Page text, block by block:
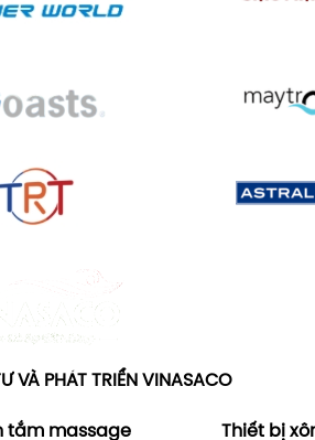
VÀ PHÁT TRIỂN VINASACO
tắm massage Thiết bị